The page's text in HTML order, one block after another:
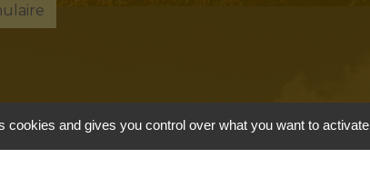
cookies and gives you control over what you want to activate